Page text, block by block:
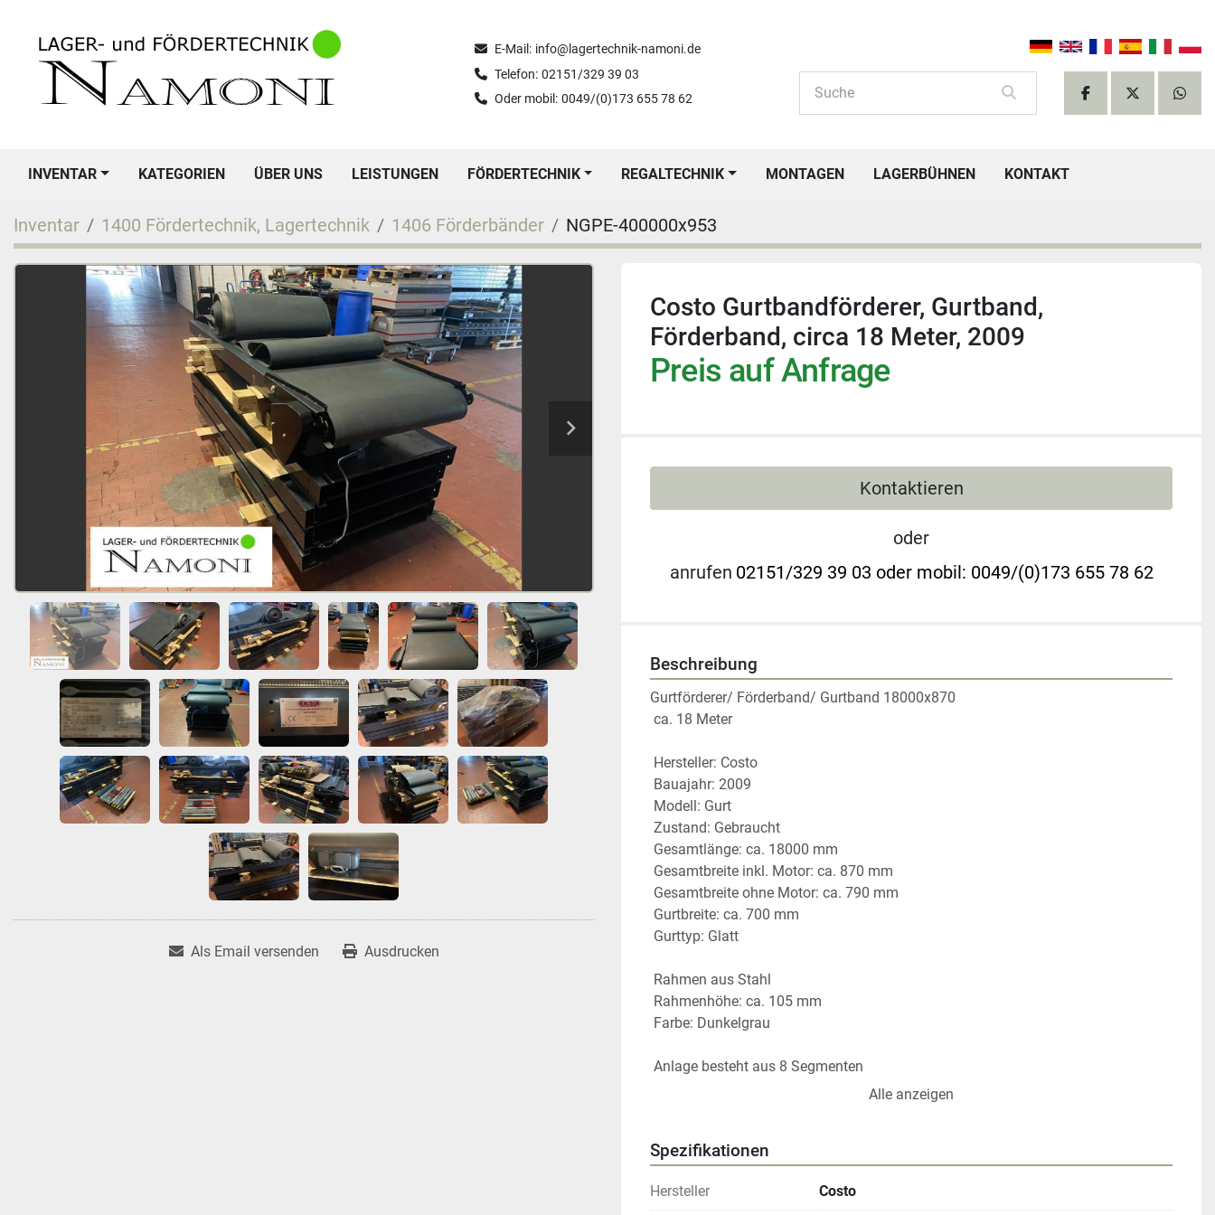
E-Mail: info@lagertechnik-namoni.de
Telefon: 02151/329 39 03
Oder mobil: 0049/(0)173 655 78 62 facebooktwitter
INVENTAR KATEGORIEN ÜBER UNS LEISTUNGEN FÖRDERTECHNIK REGALTECHNIK MONTAGEN LAGERBÜHNEN KONTAKT
Inventar 1400 Fördertechnik, Lagertechnik 1406 Förderbänder NGPE-400000x953
Als Email versenden Ausdrucken
Costo Gurtbandförderer, Gurtband,
Förderband, circa 18 Meter, 2009
Preis auf Anfrage
Kontaktieren
oder
anrufen 02151/329 39 03 oder mobil: 0049/(0)173 655 78 62
Beschreibung
Gurtförderer/ Förderband/ Gurtband 18000x870
ca. 18 Meter
Hersteller: Costo
Bauajahr: 2009
Modell: Gurt
Zustand: Gebraucht
Gesamtlänge: ca. 18000 mm
Gesamtbreite inkl. Motor: ca. 870 mm
Gesamtbreite ohne Motor: ca. 790 mm
Gurtbreite: ca. 700 mm
Gurttyp: Glatt
Rahmen aus Stahl
Rahmenhöhe: ca. 105 mm
Farbe: Dunkelgrau
Anlage besteht aus 8 Segmenten
Füße separat zu bestellen
Interne Artikelnummer: 2026022103
Alle anzeigen
Spezifikationen
Hersteller Costo